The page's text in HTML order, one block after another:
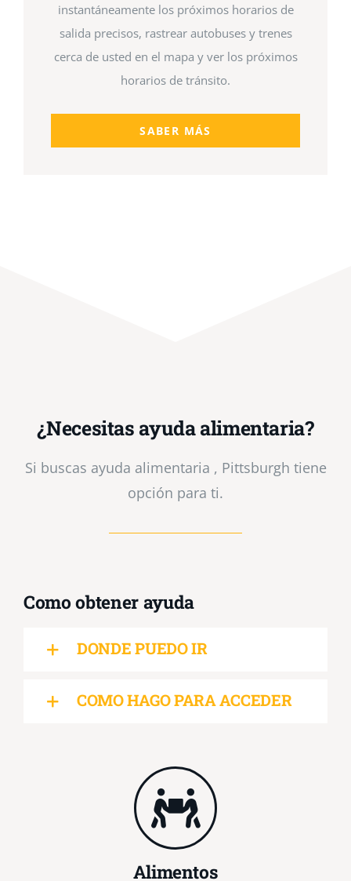
instantáneamente los próximos horarios de
salida precisos, rastrear autobuses y trenes
cerca de usted en el mapa y ver los próximos
horarios de tránsito.
SABER MÁS
¿Necesitas ayuda alimentaria?
Si buscas ayuda alimentaria , Pittsburgh tiene
opción para ti.
Como obtener ayuda
DONDE PUEDO IR
COMO HAGO PARA ACCEDER
Alimentos